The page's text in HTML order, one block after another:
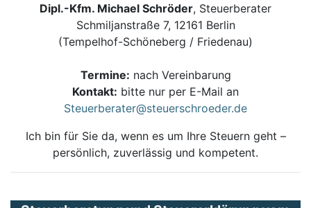
Dipl.-Kfm. Michael Schröder, Steuerberater
Schmiljanstraße 7, 12161 Berlin
(Tempelhof-Schöneberg / Friedenau)
Termine: nach Vereinbarung
Kontakt: bitte nur per E-Mail an
Steuerberater@steuerschroeder.de
Ich bin für Sie da, wenn es um Ihre Steuern geht –
persönlich, zuverlässig und kompetent.